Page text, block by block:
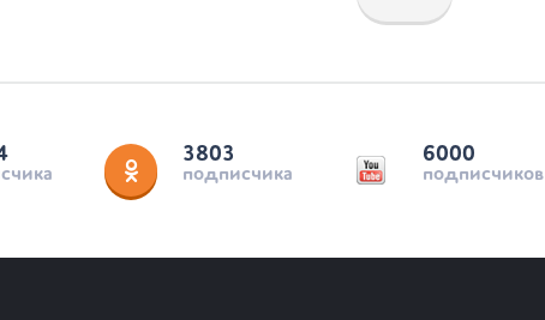
3803
подписчика
6000
подписчиков